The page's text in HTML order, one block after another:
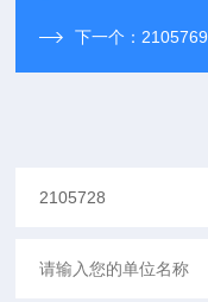
下一个： 2105769